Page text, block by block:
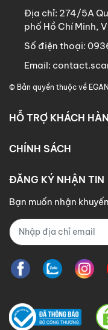
Địa chỉ: 274/5A
phố Hồ Chí Minh,
Số điện thoại:
Email:
© Bản quyền thuộc về
HỖ TRỢ KHÁCH
CHÍNH SÁCH
ĐĂNG KÝ NHẬN TIN
Bạn muốn nhận